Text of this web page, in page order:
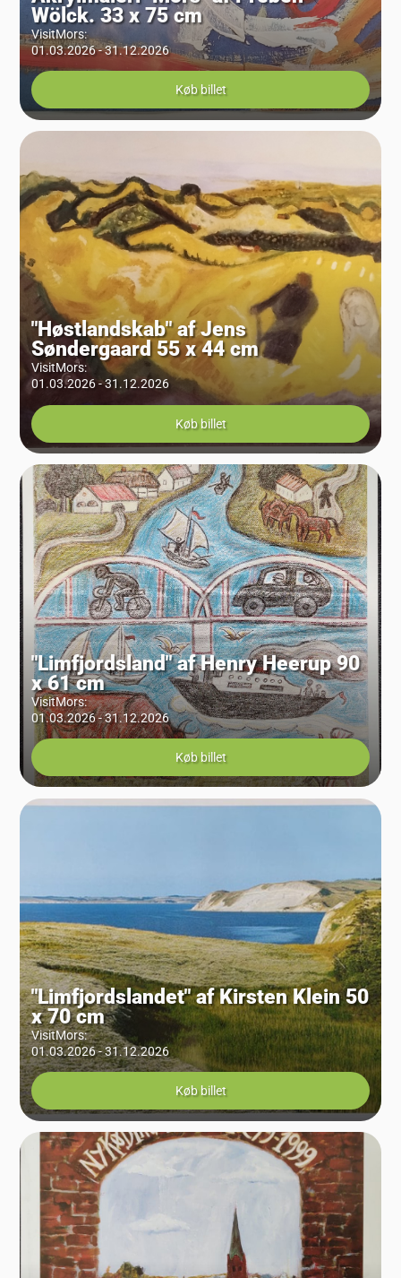
Wölck. 33 x 75 cm
VisitMors:
01.03.2026 - 31.12.2026
Køb billet
"Høstlandskab" af Jens
Søndergaard 55 x 44 cm
VisitMors:
01.03.2026 - 31.12.2026
Køb billet
"Limfjordsland" af Henry Heerup 90
x 61 cm
VisitMors:
01.03.2026 - 31.12.2026
Køb billet
"Limfjordslandet" af Kirsten Klein 50
x 70 cm
VisitMors:
01.03.2026 - 31.12.2026
Køb billet